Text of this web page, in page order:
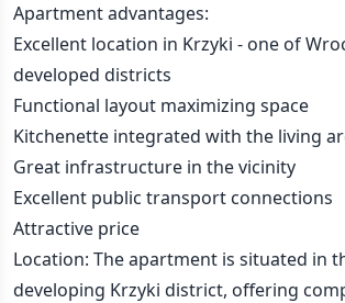
Apartment advantages:
Excellent location in Krzyki - one of
developed districts
Functional layout maximizing space
Kitchenette integrated with the living
Great infrastructure in the vicinity
Excellent public transport connections
Attractive price
Location: The apartment is situated in
developing Krzyki district, offering